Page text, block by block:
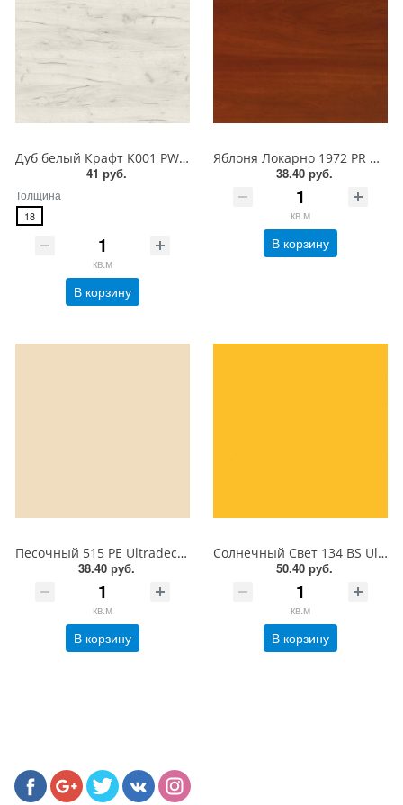
Дуб белый Крафт K001 PW Ultradecor ЛДСП 18 мм
41 руб.
Толщина
18
кв.м
В корзину
Яблоня Локарно 1972 PR Ultradecor ЛДСП 18 мм
38.40 руб.
кв.м
В корзину
Песочный 515 PE Ultradecor ЛДСП 18 мм
38.40 руб.
кв.м
В корзину
Солнечный Свет 134 BS Ultradecor ЛДСП 18 мм
50.40 руб.
кв.м
В корзину